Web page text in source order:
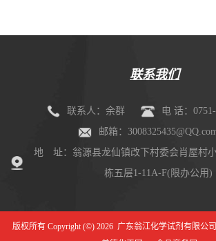
联系我们
联系人：余群
电 话：
邮箱：
地 址：翁源县龙仙镇改下村委会肖屋村
栋五层1-11A-F(限办公用)
版权所有 Copyright (©) 2026 广东翁江化学试剂有限公司